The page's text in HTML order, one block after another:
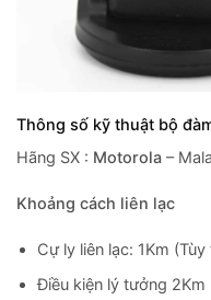
Thông số kỹ thuật bộ
Hãng SX : Motorola –
Khoảng cách liên lạc
Cự ly liên lạc: 1Km
Điều kiện lý tưởng 2Km